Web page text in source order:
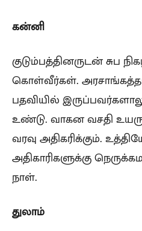
கன்னி
குடும்பத்தினருடன் சுப
கொள்வீர்கள்.
பதவியில்
உண்டு. வாகன வசதி
வரவு அதிகரிக்கும்.
அதிகாரிகளுக்கு
நாள்.
துலாம்